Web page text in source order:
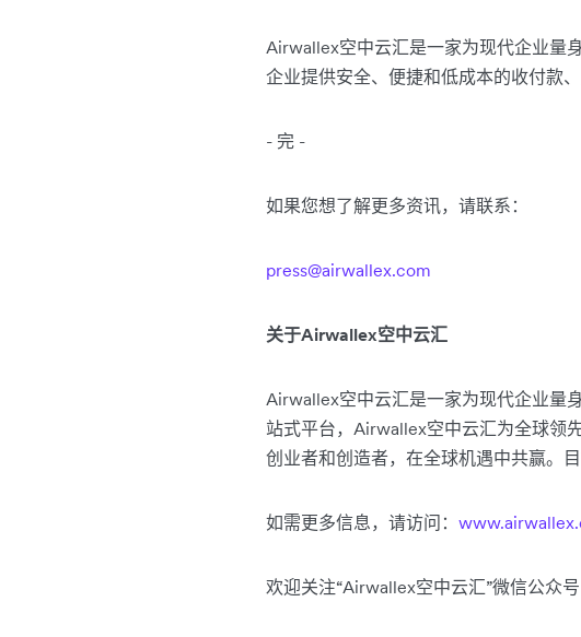
Airwallex空中云汇是一家为现代企业量
企业提供安全、便捷和低成本的收付款
- 完 -
如果您想了解更多资讯，请联系：
press@airwallex.com
关于Airwallex空中云汇
Airwallex空中云汇是一家为现代企业量
站式平台，Airwallex空中云汇为全球领
创业者和创造者，在全球机遇中共赢。
如需更多信息，请访问：
欢迎关注“Airwallex空中云汇”微信公众号